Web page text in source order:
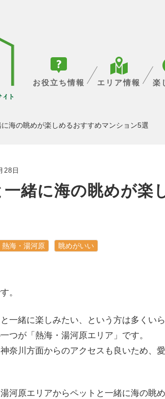
お役立ち情報 エリア情報 楽
海の眺めが楽しめるおすすめマンション5選
28日
緒に海の眺めが楽
熱海・湯河原 眺めがいい
。
一緒に楽しみたい、という方は多くい
つが「熱海・湯河原エリア」です。
奈川方面からのアクセスも良いため、
河原エリアからペットと一緒に海の眺